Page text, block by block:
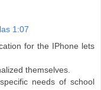
1:07
for the IPhone lets
themselves.
needs of school